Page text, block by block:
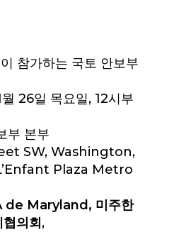
참가하는 국토 안보부
26일 목요일, 12시부
부 본부
SW, Washington,
Plaza Metro
de Maryland, 미주한
의회 ,